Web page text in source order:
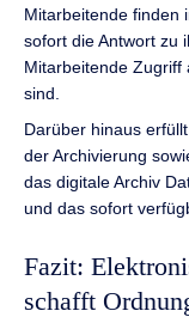
Mitarbeitende finden
sofort die Antwort zu
Mitarbeitende Zugriff
sind.
Darüber hinaus
der Archivierung
das digitale Archiv
und das sofort
Fazit:
schafft